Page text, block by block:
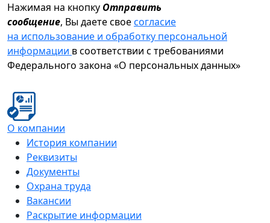
Нажимая на кнопку Отправить
сообщение, Вы даете своесогласие
на использование и обработку персональной
информации в соответствии с требованиями
Федерального закона «О персональных данных»
О компании
История компании
Реквизиты
Документы
Охрана труда
Вакансии
Раскрытие информации